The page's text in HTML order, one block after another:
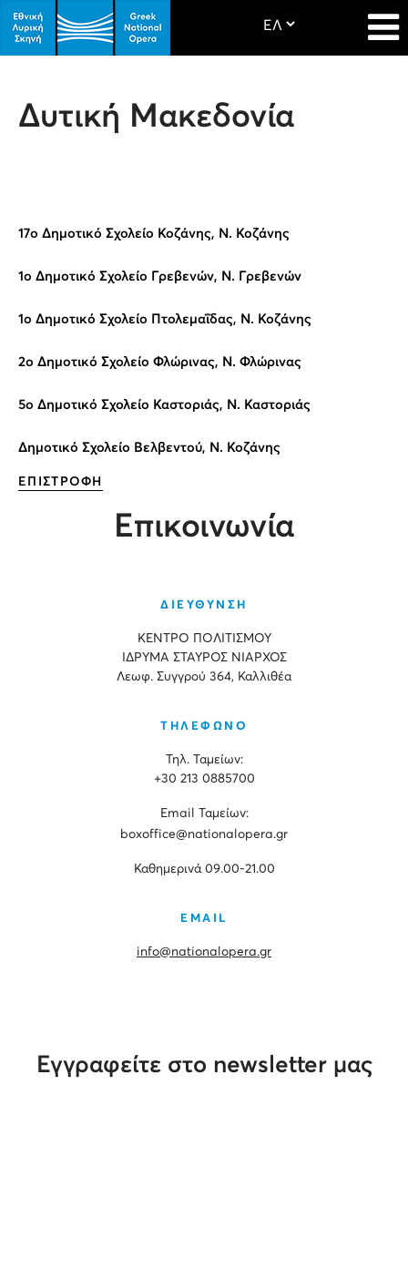
Δυτική Μακεδονία
17ο Δημοτικό Σχολείο Κοζάνης, Ν. Κοζάνης
1ο Δημοτικό Σχολείο Γρεβενών, Ν. Γρεβενών
1ο Δημοτικό Σχολείο Πτολεμαΐδας, Ν. Κοζάνης
2ο Δημοτικό Σχολείο Φλώρινας, Ν. Φλώρινας
5ο Δημοτικό Σχολείο Καστοριάς, Ν. Καστοριάς
Δημοτικό Σχολείο Βελβεντού, Ν. Κοζάνης
ΕΠΙΣΤΡΟΦΗ
Επικοινωνία
ΔΙΕΥΘΥΝΣΗ
ΚΕΝΤΡΟ ΠΟΛΙΤΙΣΜΟΥ
ΙΔΡΥΜΑ ΣΤΑΥΡΟΣ ΝΙΑΡΧΟΣ
Λεωφ. Συγγρού 364, Καλλιθέα
ΤΗΛΕΦΩΝΟ
Τηλ. Ταμείων:
+30 213 0885700
Εmail Ταμείων:
boxoffice@nationalopera.gr
Καθημερινά 09.00-21.00
EMAIL
info@nationalopera.gr
Εγγραφείτε στο newsletter μας